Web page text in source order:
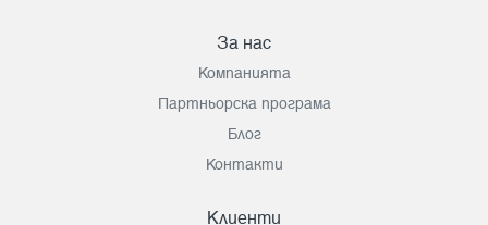
За нас
Компанията
Партньорска програма
Блог
Контакти
Клиенти